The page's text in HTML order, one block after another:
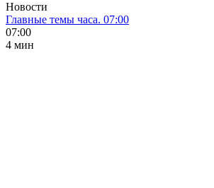
Новости
Главные темы часа. 07:00
07:00
4 мин